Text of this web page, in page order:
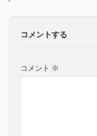
コメントする
コメント ※